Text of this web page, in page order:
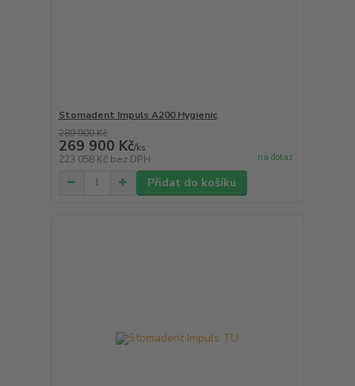
Stomadent Impuls A200 Hygienic
289 900 Kč
269 900 Kč/ks
223 058 Kč bez DPH na dotaz
Přidat do košíku